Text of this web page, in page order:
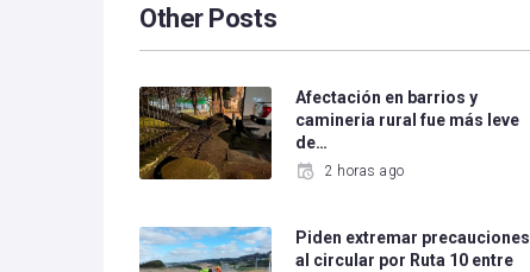
Other Posts
Afectación en barrios y
camineria rural fue más leve
de…
2 horas ago
Piden extremar precauciones
al circular por Ruta 10 entre